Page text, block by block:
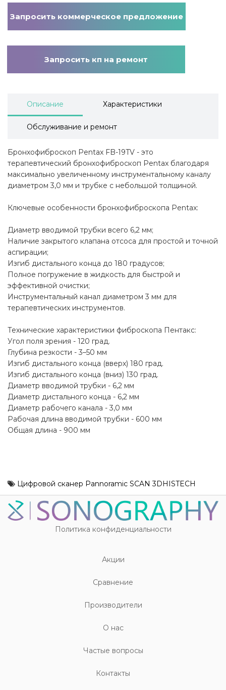
Запросить коммерческое предложение
Запросить кп на ремонт
Описание Характеристики
Обслуживание и ремонт
Бронхофиброскоп Pentax FB-19TV - это
терапевтический бронхофиброскоп Pentax благодаря
максимально увеличенному инструментальному каналу
диаметром 3,0 мм и трубке с небольшой толщиной.
Ключевые особенности бронхофиброскопа Pentax:
Диаметр вводимой трубки всего 6,2 мм;
Наличие закрытого клапана отсоса для простой и точной
аспирации;
Изгиб дистального конца до 180 градусов;
Полное погружение в жидкость для быстрой и
эффективной очистки;
Инструментальный канал диаметром 3 мм для
терапевтических инструментов.
Технические характеристики фиброскопа Пентакс:
Угол поля зрения - 120 град.
Глубина резкости - 3–50 мм
Изгиб дистального конца (вверх) 180 град.
Изгиб дистального конца (вниз) 130 град.
Диаметр вводимой трубки - 6,2 мм
Диаметр дистального конца - 6,2 мм
Диаметр рабочего канала - 3,0 мм
Рабочая длина вводимой трубки - 600 мм
Общая длина - 900 мм
Цифровой сканер Pannoramic SCAN 3DHISTECH
Политика конфиденциальности
Акции
Cравнение
Производители
О нас
Частые вопросы
Контакты